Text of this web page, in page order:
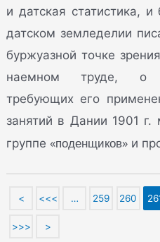
и датская статистика,
датском земледелии
буржуазной точке
наемном труде, о
требующих его
занятий в Дании 1901
группе«поденщиков» и
< <<< … 259 260
>>> >